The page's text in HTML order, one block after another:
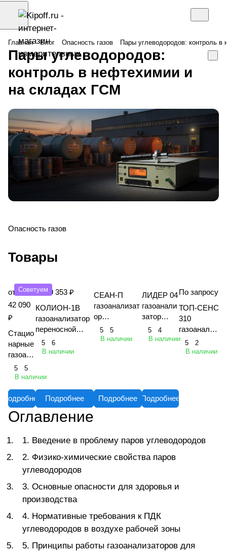
Главная Блог Опасность газов Пары углеводородов: контроль
Пары углеводородов:
контроль в нефтехимии и
на складах ГСМ
Опасность газов
Товары
Советуем
от
42 090
₽
Стацио
нарные
газоана
лизато
ры
-Т
5
5
В наличии
Подробнее
от 89 353 ₽
КОЛИОН-1В
газоанализатор
переносной
фотоионизацио
нный (ФИД)
5
6
В наличии
Подробнее
СЕАН-П
газоанализат
ор
взрывозащи
щенный
5
5
В наличии
Подробнее
ЛИДЕР 04
газоанали
затор
портативн
ый
5
4
В наличии
Подробнее
По запросу
ТОП-СЕНС
310
газоанализ
атор
портативн
5
2
В наличии
Оглавление
1. Введение в проблему паров углеводородов
2. Физико-химические свойства паров
углеводородов
3. Основные опасности для здоровья и
производства
4. Нормативные требования к ПДК
углеводородов в воздухе рабочей зоны
5. Принципы работы газоанализаторов для